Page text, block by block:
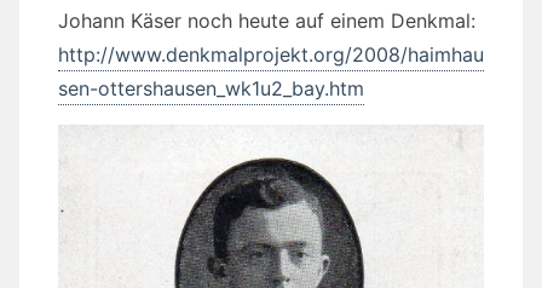
Johann Käser noch heute auf einem Denkmal:
http://www.denkmalprojekt.org/2008/haimhau
sen-ottershausen_wk1u2_bay.htm